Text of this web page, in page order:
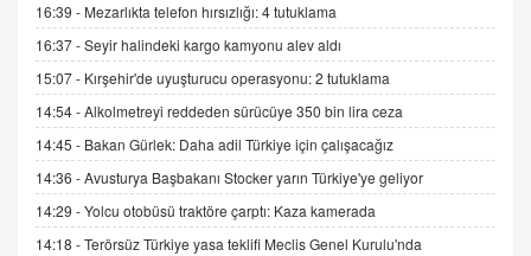
İNCİ GÜL AKÖL
Trump Keşke Adana'yı da Ziyaret Etse...
06.07.2026 13:00
ADEM AKÖL
Esed Destekçilerinin Yüzüne Vurulan Şamar:
Sednaya
11.12.2024 12:30
16:39 - Mezarlıkta telefon hırsızlığı: 4 tutuklama
16:37 -Seyir halindeki kargo kamyonu alev aldı
15:07 - Kırşehir'de uyuşturucu operasyonu: 2 tutuklama
14:54 -Alkolmetreyi reddeden sürücüye 350 bin lira ceza
14:45 - Bakan Gürlek: Daha adil Türkiye için çalışacağız
14:36 -Avusturya Başbakanı Stocker yarın Türkiye'ye geliyor
14:29 -Yolcu otobüsü traktöre çarptı: Kaza kamerada
14:18 -Terörsüz Türkiye yasa teklifi Meclis Genel Kurulu'nda